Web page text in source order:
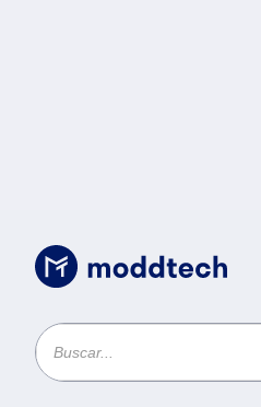
Sin categoría/QIAN MINI
4GB,
KIT DE
AÑO